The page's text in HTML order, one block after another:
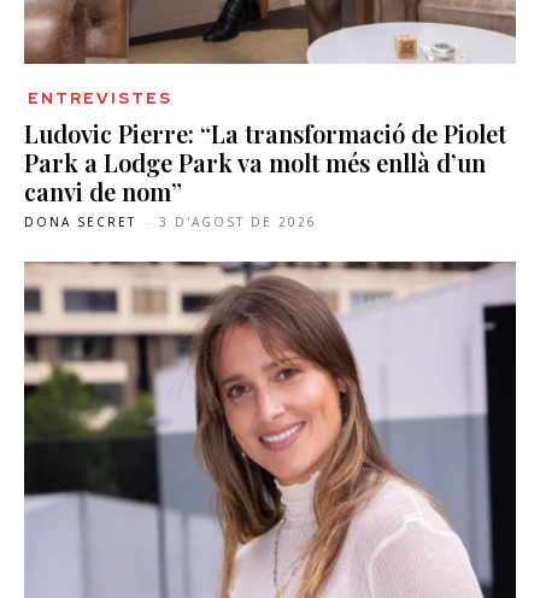
ENTREVISTES
Ludovic Pierre: “La transformació de Piolet
Park a Lodge Park va molt més enllà d’un
canvi de nom”
DONA SECRET - 3 D'AGOST DE 2026